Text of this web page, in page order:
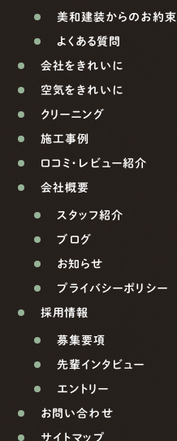
美和建装からのお約束
よくある質問
会社をきれいに
空気をきれいに
クリーニング
施工事例
口コミ・レビュー紹介
会社概要
スタッフ紹介
ブログ
お知らせ
プライバシーポリシー
採用情報
募集要項
先輩インタビュー
エントリー
お問い合わせ
サイトマップ